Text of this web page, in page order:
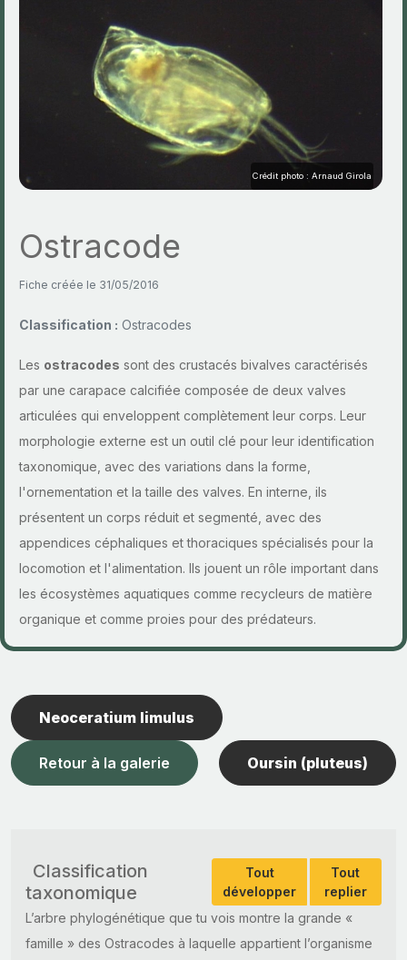
Crédit photo : Arnaud Girola
Ostracode
Fiche créée le 31/05/2016
Classification : Ostracodes
Les ostracodes sont des crustacés bivalves caractérisés
par une carapace calcifiée composée de deux valves
articulées qui enveloppent complètement leur corps. Leur
morphologie externe est un outil clé pour leur identification
taxonomique, avec des variations dans la forme,
l'ornementation et la taille des valves. En interne, ils
présentent un corps réduit et segmenté, avec des
appendices céphaliques et thoraciques spécialisés pour la
locomotion et l'alimentation. Ils jouent un rôle important dans
les écosystèmes aquatiques comme recycleurs de matière
organique et comme proies pour des prédateurs.
Neoceratium limulus
Retour à la galerie Oursin (pluteus)
Classification
taxonomique
Tout
développer
Tout
replier
L’arbre phylogénétique que tu vois montre la grande «
famille » des Ostracodes à laquelle appartient l’organisme